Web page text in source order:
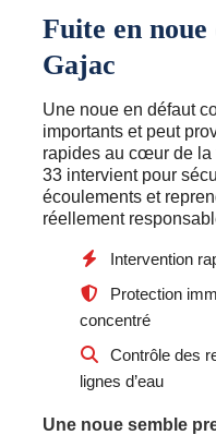
Fuite en
Gajac
Une noue en défaut
importants et peut
rapides au cœur de la
33 intervient pour
écoulements et
réellement
Intervention
Protection
concentré
Contrôle des
lignes d’eau
Une noue semble